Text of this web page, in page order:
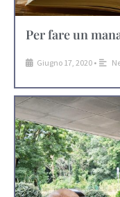
Per fare un
Giugno 17, 2020 •